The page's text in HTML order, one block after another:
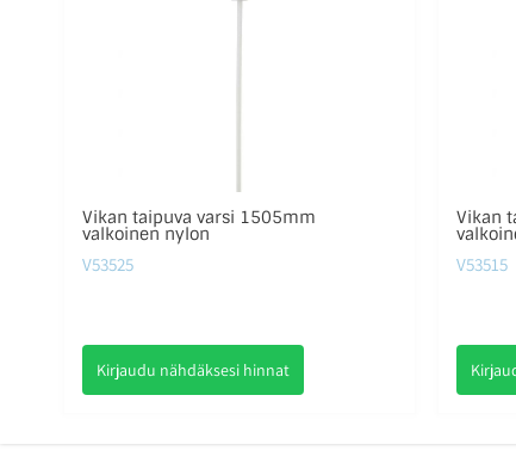
Vikan taipuva varsi 1505mm
valkoinen nylon
V53525
Kirjaudu nähdäksesi hinnat
Vikan
V53515